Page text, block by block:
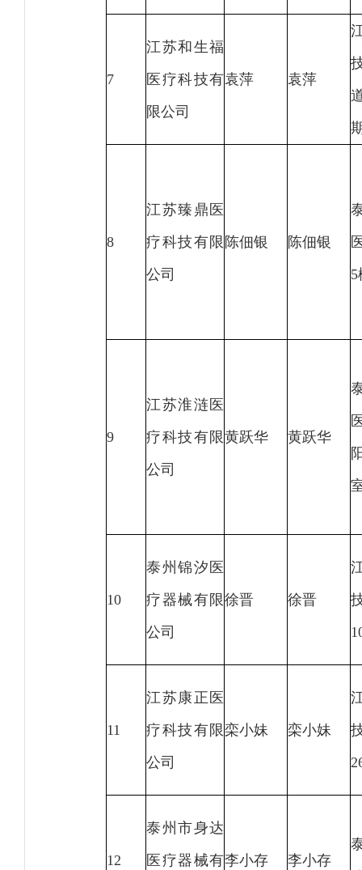
7
江苏和生福
医疗科技有
限公司
袁萍 袁萍
8
江苏臻鼎医
疗科技有限
公司
陈佃银 陈佃银
5
9
江苏淮涟医
疗科技有限
公司
黄跃华 黄跃华
10
泰州锦汐医
疗器械有限
公司
徐晋 徐晋
11
江苏康正医
疗科技有限
公司
栾小妹 栾小妹
12
泰州市身达
医疗器械有李小存 李小存